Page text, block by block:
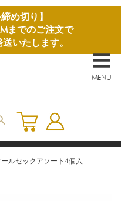
め切り】
までのご注文で
いたします。
MENU
ールセックアソート4個入